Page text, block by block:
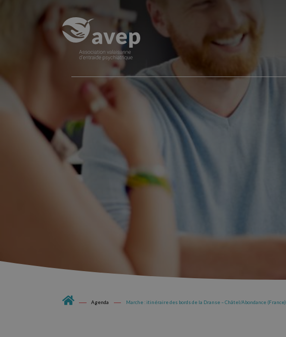
Agenda Marche : itinéraire des bords de la Dranse – Châtel/Abondance (France)